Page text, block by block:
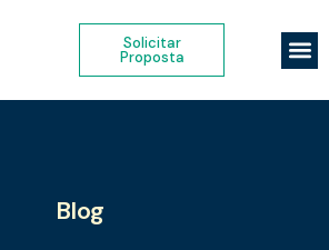
Solicitar
Proposta
Blog